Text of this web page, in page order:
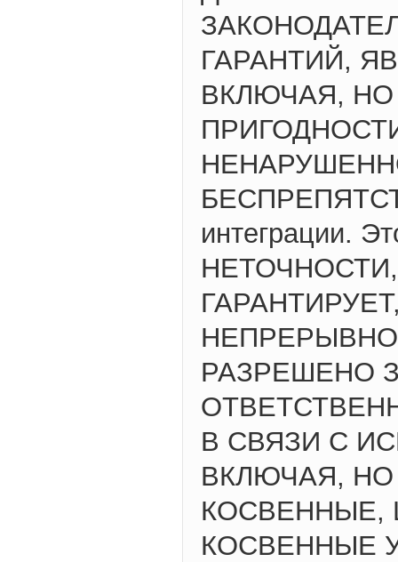
ГАРАНТИЙ,
ВКЛЮЧАЯ, НО
интеграции.
РАЗРЕШЕНО
В СВЯЗИ С
ВКЛЮЧАЯ,
КОСВЕННЫЕ,
КОСВЕННЫЕ